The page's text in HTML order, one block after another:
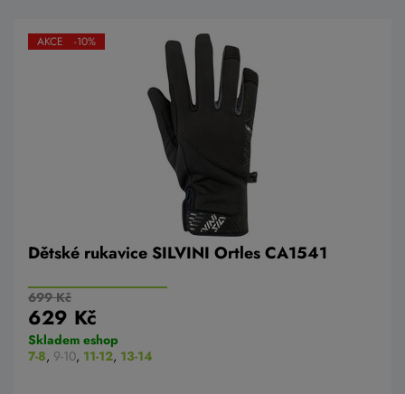
Dětské rukavice SILVINI Ortles CA1541
AKCE -10%
699 Kč
629 Kč
Skladem eshop
7-8, 9-10, 11-12, 13-14